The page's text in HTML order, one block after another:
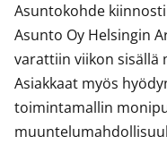
Asuntokohde
Asunto Oy Helsingin
varattiin viikon sisällä
Asiakkaat myös
toimintamallin